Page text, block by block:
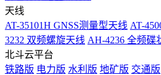
天线
AT-35101H GNSS测量型天线 AT-
3232 双频螺旋天线 AH-4236 全频碟
北斗云平台
铁路版 电力版 水利版 地矿版 交通版